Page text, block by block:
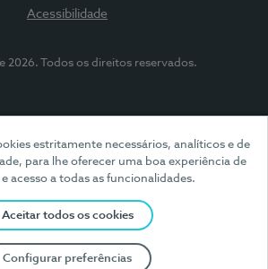
estritamente necessários, analíticos e de
para lhe oferecer uma boa experiência de
acesso a todas as funcionalidades.
Aceitar todos os cookies
Configurar preferências
Acessibilidade
2026. Todos os direitos reservados.